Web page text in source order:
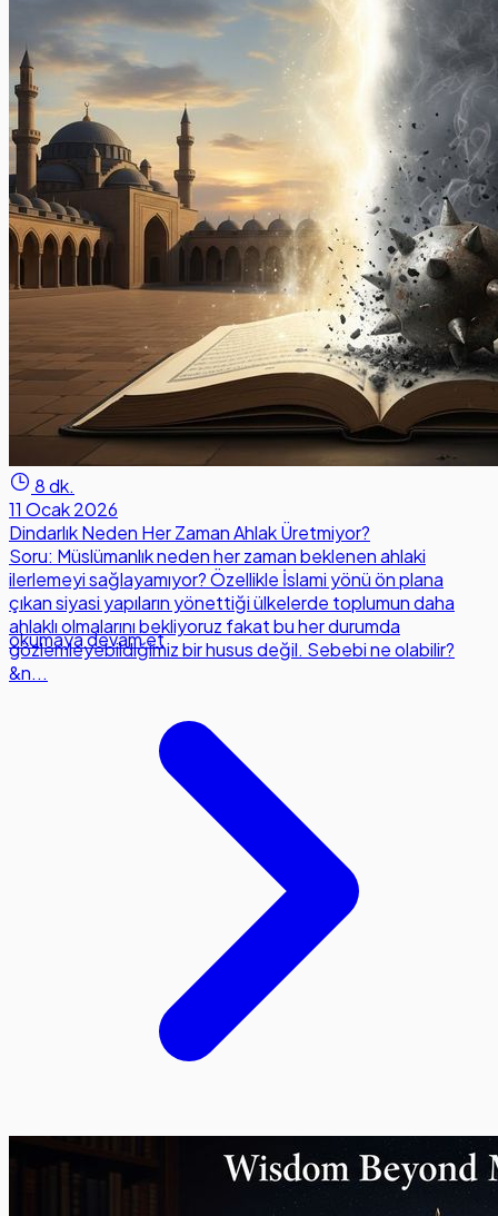
8 dk.
11 Ocak 2026
Dindarlık Neden Her Zaman Ahlak Üretmiyor?
Soru: Müslümanlık neden her zaman beklenen ahlaki
ilerlemeyi sağlayamıyor? Özellikle İslami yönü ön plana
çıkan siyasi yapıların yönettiği ülkelerde toplumun daha
ahlaklı olmalarını bekliyoruz fakat bu her durumda
gözlemleyebildiğimiz bir husus değil. Sebebi ne olabilir?
&n...
okumaya devam et